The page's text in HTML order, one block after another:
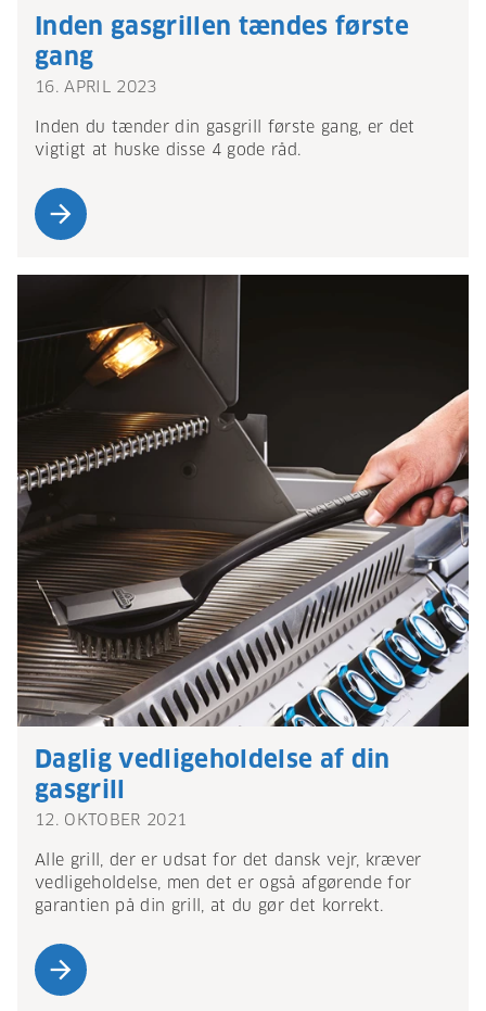
Inden gasgrillen tændes første
gang
16. APRIL 2023
Inden du tænder din gasgrill første gang, er det
vigtigt at huske disse 4 gode råd.
arrow_forward
Daglig vedligeholdelse af din
gasgrill
12. OKTOBER 2021
Alle grill, der er udsat for det dansk vejr, kræver
vedligeholdelse, men det er også afgørende for
garantien på din grill, at du gør det korrekt.
arrow_forward